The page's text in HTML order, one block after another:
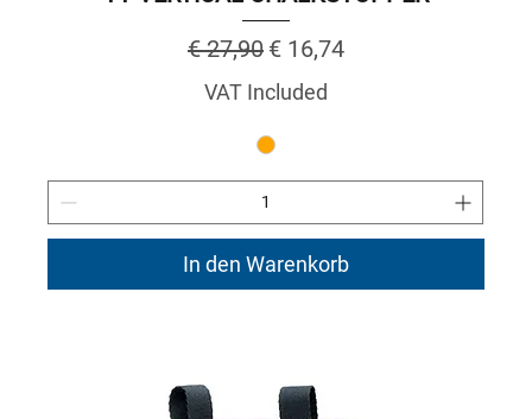
Regular Price
€ 27,90 Sale Price
€ 16,74
VAT Included
In den Warenkorb